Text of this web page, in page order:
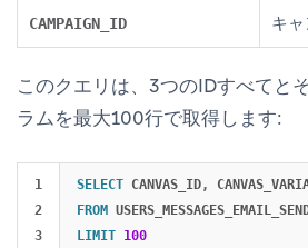
CAMPAIGN_ID キ
このクエリは、3つのIDすべてと
ラムを最大100行で取得します:
1
2
SELECT CANVAS_ID,
FROM
LIMIT 100